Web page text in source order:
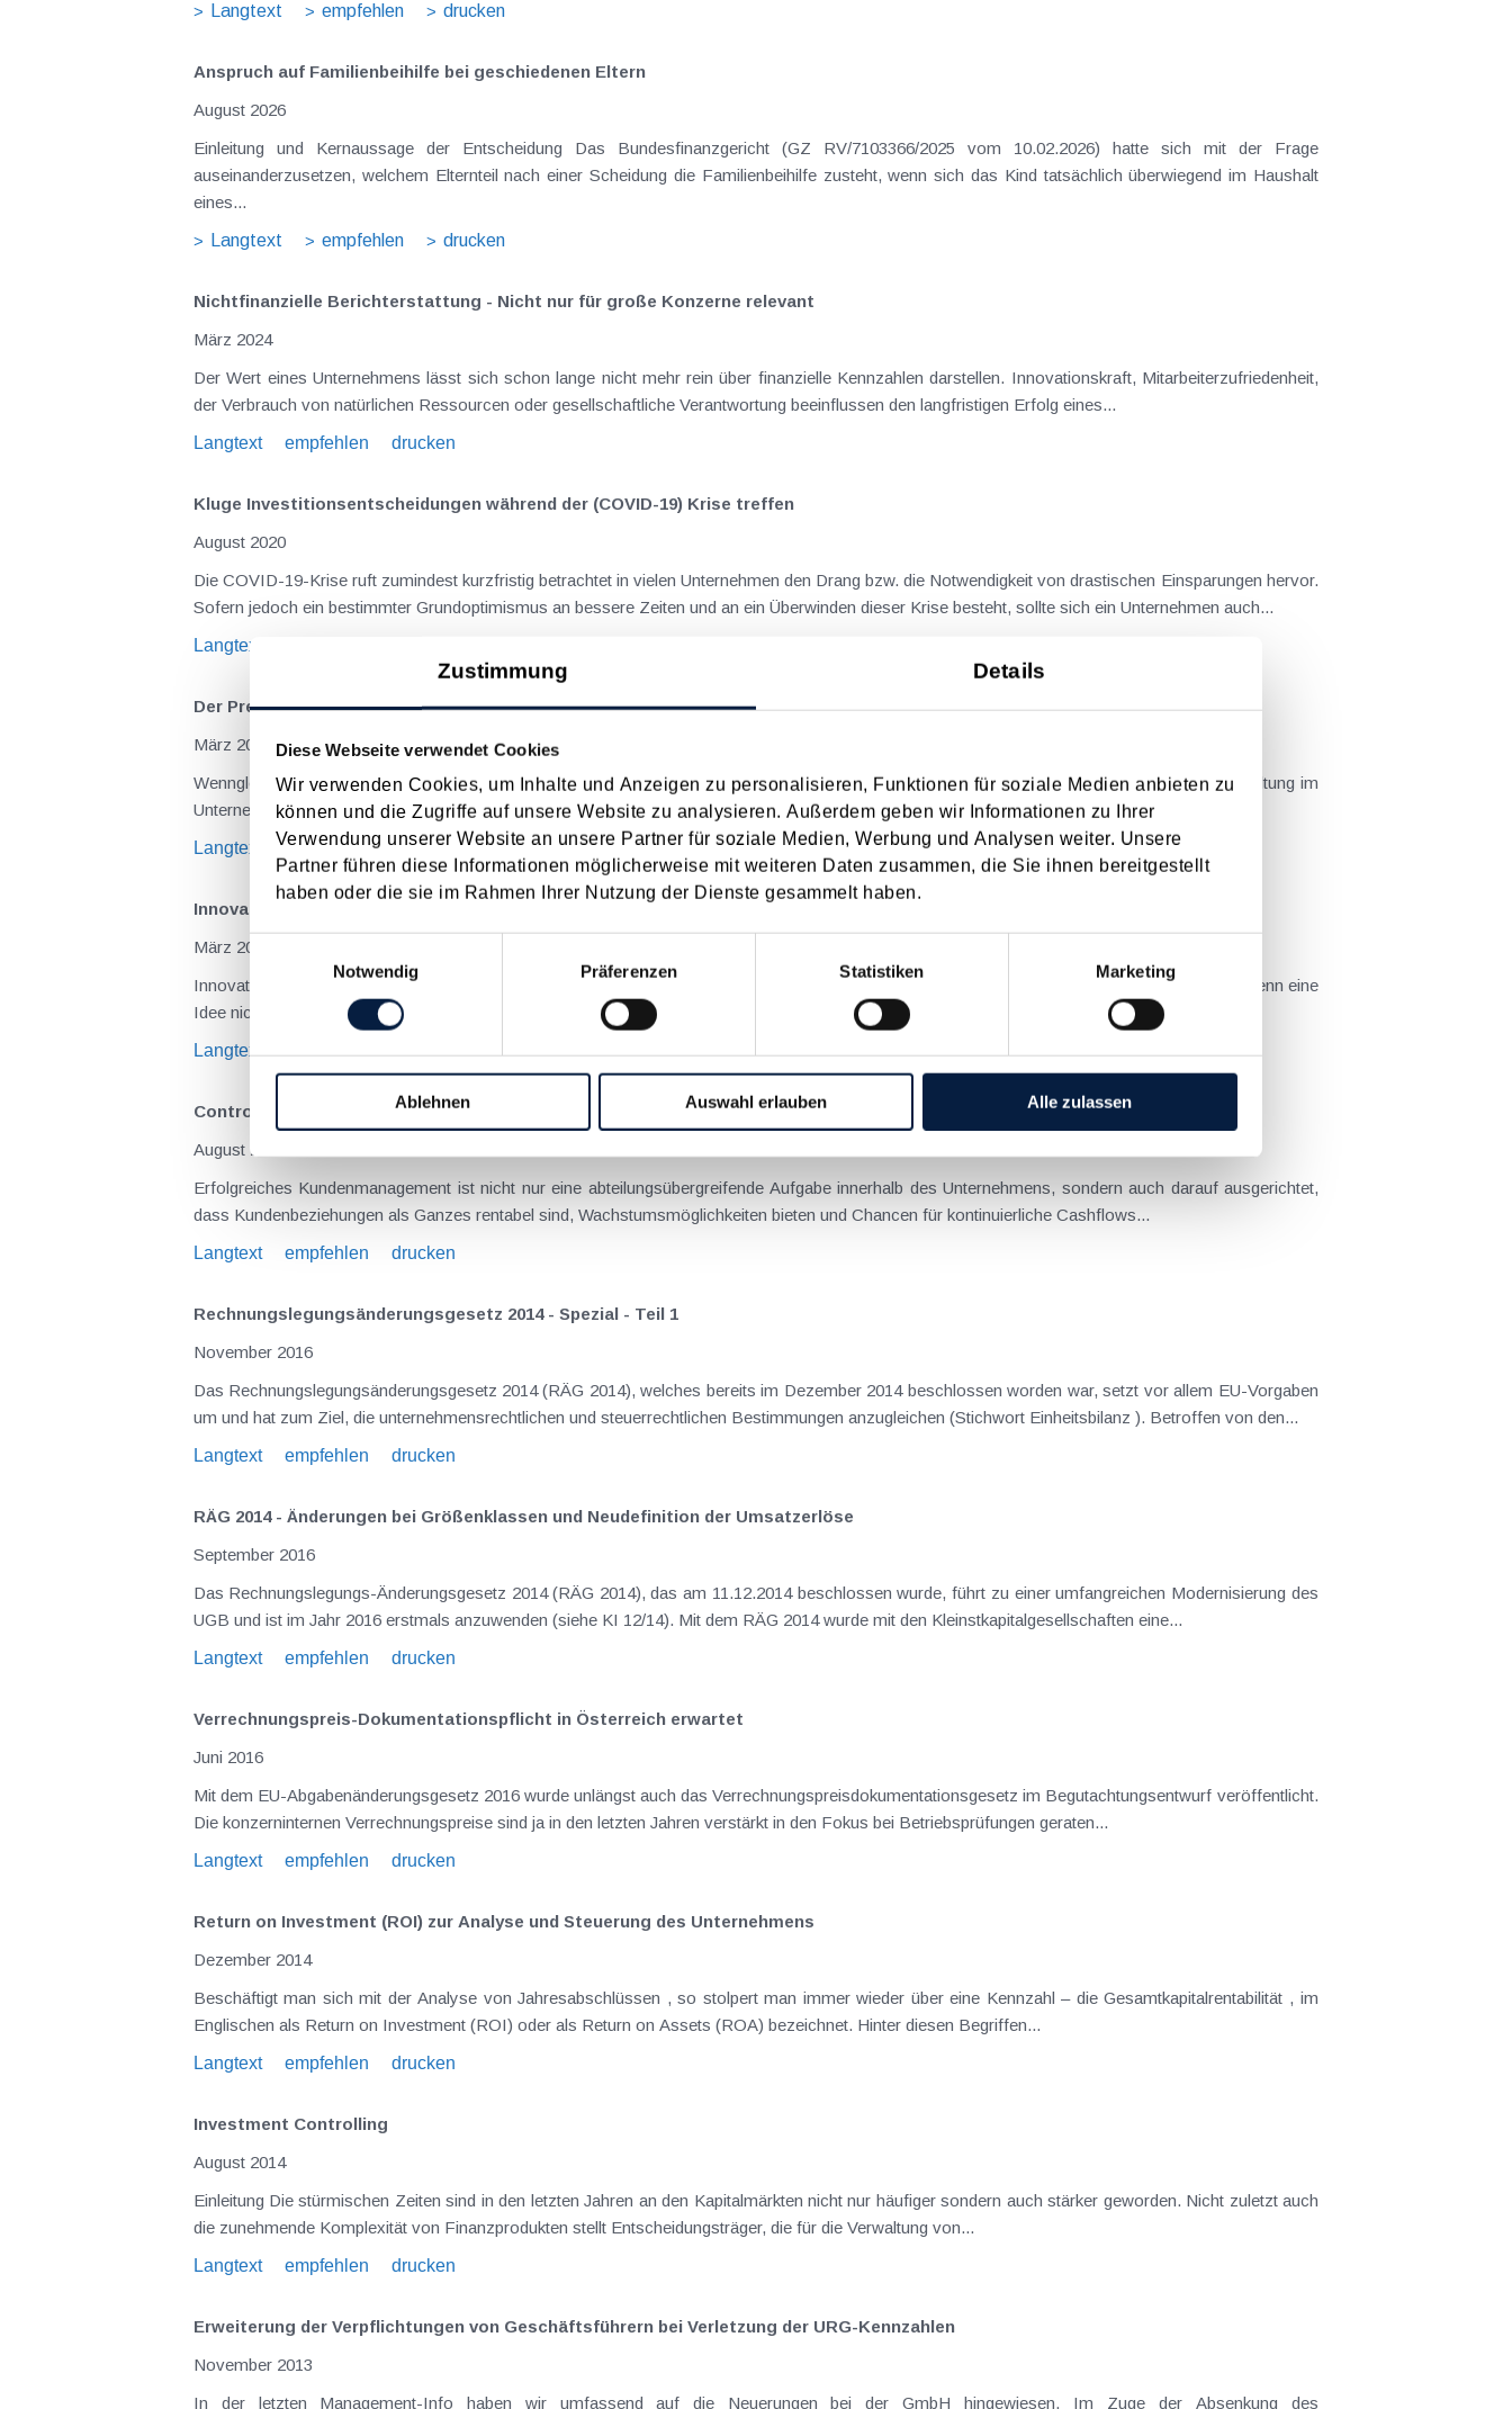
Zustimmung Details
Diese Webseite verwendet Cookies
Wir verwenden Cookies, um Inhalte und Anzeigen zu personalisieren, Funktionen für soziale Medien anbieten zu
können und die Zugriffe auf unsere Website zu analysieren. Außerdem geben wir Informationen zu Ihrer
Verwendung unserer Website an unsere Partner für soziale Medien, Werbung und Analysen weiter. Unsere
Partner führen diese Informationen möglicherweise mit weiteren Daten zusammen, die Sie ihnen bereitgestellt
haben oder die sie im Rahmen Ihrer Nutzung der Dienste gesammelt haben.
Einwilligungsauswahl
Notwendig
Präferenzen Statistiken Marketing
Ablehnen Auswahl erlauben Alle zulassen
Langtext
empfehlen drucken
Anspruch auf Familienbeihilfe bei geschiedenen Eltern
August 2026
Einleitung und Kernaussage der Entscheidung Das Bundesfinanzgericht (GZ RV/7103366/2025 vom 10.02.2026) hatte sich mit der Frage
auseinanderzusetzen, welchem Elternteil nach einer Scheidung die Familienbeihilfe zusteht, wenn sich das Kind tatsächlich überwiegend im Haushalt
eines...
Langtext
empfehlen drucken
Nichtfinanzielle Berichterstattung - Nicht nur für große Konzerne relevant
März 2024
Der Wert eines Unternehmens lässt sich schon lange nicht mehr rein über finanzielle Kennzahlen darstellen. Innovationskraft, Mitarbeiterzufriedenheit,
der Verbrauch von natürlichen Ressourcen oder gesellschaftliche Verantwortung beeinflussen den langfristigen Erfolg eines...
Langtext
empfehlen drucken
Kluge Investitionsentscheidungen während der (COVID-19) Krise treffen
August 2020
Die COVID-19-Krise ruft zumindest kurzfristig betrachtet in vielen Unternehmen den Drang bzw. die Notwendigkeit von drastischen Einsparungen hervor.
Sofern jedoch ein bestimmter Grundoptimismus an bessere Zeiten und an ein Überwinden dieser Krise besteht, sollte sich ein Unternehmen auch...
Langtext
Der Preis ist heiß - Grundlagen der optimalen Preisfestsetzung
März 2019
Wenngleich die klassische Preistheorie davon ausgeht, dass primär der Preis die nachgefragte Menge bestimmt, so ist dies für die Preisgestaltung im
Unternehmen nur ein bedingt hilfreicher Anhaltspunkt. In Theorie und Praxis haben sich daher unterschiedliche Ansatzpunkte...
Langtext
empfehlen drucken
Innovationscontrolling schafft Rahmenbedingungen für erfolgreiche Neuerungen
März 2019
Innovationen werden typischerweise als Wachstumsschub und wesentlicher Erfolgsfaktor für Unternehmen gehandelt. Dies gilt insbesondere, wenn eine
Idee nicht nur in ein Produkt umgewandelt werden kann, sondern dieses Produkt auch erfolgreich vermarktet wird. Ein häufiges...
Langtext
Controlling leistet einen wertvollen Beitrag zum Kundenmanagement
August 2017
Erfolgreiches Kundenmanagement ist nicht nur eine abteilungsübergreifende Aufgabe innerhalb des Unternehmens, sondern auch darauf ausgerichtet,
dass Kundenbeziehungen als Ganzes rentabel sind, Wachstumsmöglichkeiten bieten und Chancen für kontinuierliche Cashflows...
Langtext
empfehlen drucken
Rechnungslegungsänderungs­gesetz 2014 - Spezial - Teil 1
November 2016
Das Rechnungslegungsänderungsgesetz 2014 (RÄG 2014), welches bereits im Dezember 2014 beschlossen worden war, setzt vor allem EU-Vorgaben
um und hat zum Ziel, die unternehmensrechtlichen und steuerrechtlichen Bestimmungen anzugleichen (Stichwort Einheitsbilanz ). Betroffen von den...
Langtext
empfehlen drucken
RÄG 2014 - Änderungen bei Größenklassen und Neudefinition der Umsatzerlöse
September 2016
Das Rechnungslegungs-Änderungsgesetz 2014 (RÄG 2014), das am 11.12.2014 beschlossen wurde, führt zu einer umfangreichen Modernisierung des
UGB und ist im Jahr 2016 erstmals anzuwenden (siehe KI 12/14). Mit dem RÄG 2014 wurde mit den Kleinstkapitalgesellschaften eine...
Langtext
empfehlen drucken
Verrechnungspreis-Dokumentationspflicht in Österreich erwartet
Juni 2016
Mit dem EU-Abgabenänderungsgesetz 2016 wurde unlängst auch das Verrechnungspreisdokumentationsgesetz im Begutachtungsentwurf veröffentlicht.
Die konzerninternen Verrechnungspreise sind ja in den letzten Jahren verstärkt in den Fokus bei Betriebsprüfungen geraten...
Langtext
empfehlen drucken
Return on Investment (ROI) zur Analyse und Steuerung des Unternehmens
Dezember 2014
Beschäftigt man sich mit der Analyse von Jahresabschlüssen , so stolpert man immer wieder über eine Kennzahl – die Gesamtkapitalrentabilität , im
Englischen als Return on Investment (ROI) oder als Return on Assets (ROA) bezeichnet. Hinter diesen Begriffen...
Langtext
empfehlen drucken
Investment Controlling
August 2014
Einleitung Die stürmischen Zeiten sind in den letzten Jahren an den Kapitalmärkten nicht nur häufiger sondern auch stärker geworden. Nicht zuletzt auch
die zunehmende Komplexität von Finanzprodukten stellt Entscheidungsträger, die für die Verwaltung von...
Langtext
empfehlen drucken
Erweiterung der Verpflichtungen von Geschäftsführern bei Verletzung der URG-Kennzahlen
November 2013
In der letzten Management-Info haben wir umfassend auf die Neuerungen bei der GmbH hingewiesen. Im Zuge der Absenkung des